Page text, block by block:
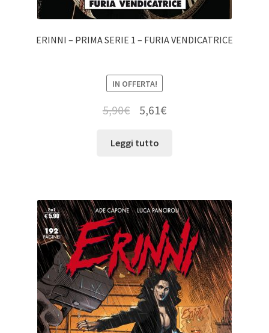
ERINNI – PRIMA SERIE 1 – FURIA VENDICATRICE
IN OFFERTA!
5,90€ 5,61€
Leggi tutto